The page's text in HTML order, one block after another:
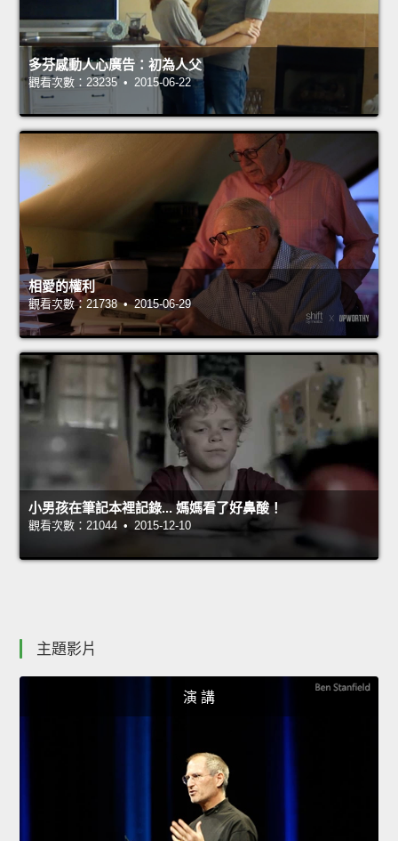
多芬感動人心廣告：初為人父
觀看次數：23235 • 2015-06-22
相愛的權利
觀看次數：21738 • 2015-06-29
小男孩在筆記本裡記錄... 媽媽看了好鼻酸！
觀看次數：21044 • 2015-12-10
主題影片
演 講